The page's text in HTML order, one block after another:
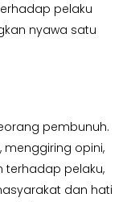
pelaku
nyawa satu
pembunuh.
opini,
terhadap pelaku,
dan hati